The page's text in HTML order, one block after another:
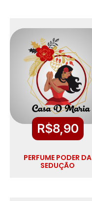
R$8,90
PERFUME PODER DA
SEDUÇÃO